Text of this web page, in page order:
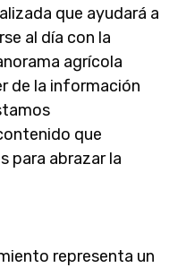
que ayudará a
al día con la
agrícola
de la información
que
para abrazar la
representa un